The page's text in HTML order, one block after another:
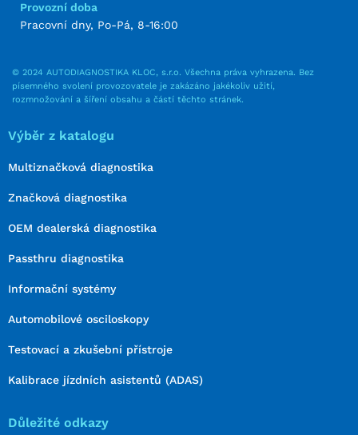
Provozní doba
Pracovní dny, Po-Pá, 8-16:00
© 2024 AUTODIAGNOSTIKA KLOC, s.r.o. Všechna práva vyhrazena. Bez
písemného svolení provozovatele je zakázáno jakékoliv užití,
rozmnožování a šíření obsahu a částí těchto stránek.
Výběr z katalogu
Multiznačková diagnostika
Značková diagnostika
OEM dealerská diagnostika
Passthru diagnostika
Informační systémy
Automobilové osciloskopy
Testovací a zkušební přístroje
Kalibrace jízdních asistentů (ADAS)
Důležité odkazy